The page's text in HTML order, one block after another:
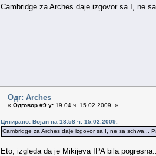
Cambridge za Arches daje izgovor sa I, ne
Одг: Arches
« Одговор #9 у: 19.04 ч. 15.02.2009. »
Цитирано: Bojan на 18.58 ч. 15.02.2009.
Cambridge za Arches daje izgovor sa I, ne sa schwa...
Eto, izgleda da je Mikijeva IPA bila